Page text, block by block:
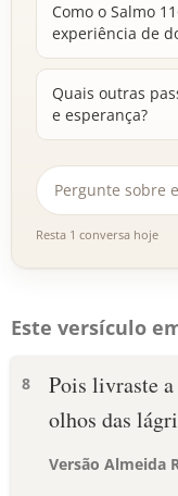
Como o Salmo
experiência de
Quais outras
e esperança?
Resta 1 conversa hoje
Este versículo
8
Pois livraste
olhos das
Versão Almeida